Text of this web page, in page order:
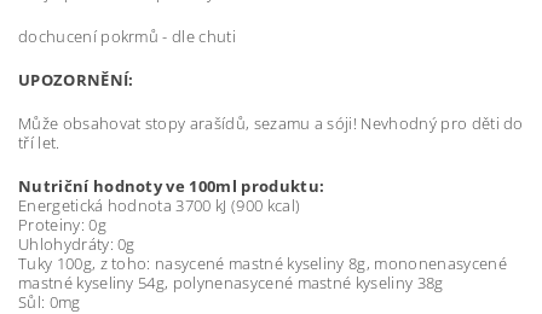
dochucení pokrmů - dle chuti
UPOZORNĚNÍ:
Může obsahovat stopy arašídů, sezamu a sóji! Nevhodný pro děti do
tří let.
Nutriční hodnoty ve 100ml produktu:
Energetická hodnota 3700 kJ (900 kcal)
Proteiny: 0g
Uhlohydráty: 0g
Tuky 100g, z toho: nasycené mastné kyseliny 8g, mononenasycené
mastné kyseliny 54g, polynenasycené mastné kyseliny 38g
Sůl: 0mg